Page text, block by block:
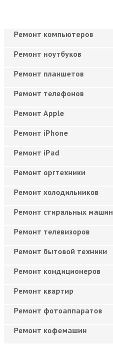
Ремонт компьютеров
Ремонт ноутбуков
Ремонт планшетов
Ремонт телефонов
Ремонт Apple
Ремонт iPhone
Ремонт iPad
Ремонт оргтехники
Ремонт холодильников
Ремонт стиральных машин
Ремонт телевизоров
Ремонт бытовой техники
Ремонт кондиционеров
Ремонт квартир
Ремонт фотоаппаратов
Ремонт кофемашин